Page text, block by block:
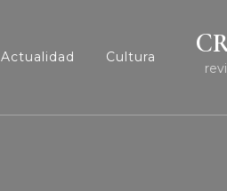
Actualidad Cultura